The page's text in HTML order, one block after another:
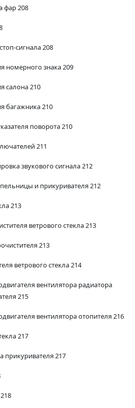
фар 208
сигнала 208
номерного знака 209
салона 210
багажника 210
поворота 210
211
звукового сигнала 212
и прикуривателя 212
213
ветрового стекла 213
213
ветрового стекла 214
вентилятора радиатора
215
вентилятора отопителя 216
217
прикуривателя 217